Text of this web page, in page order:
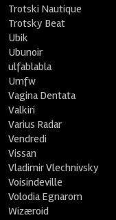
Trotski Nautique
Trotsky Beat
Ubik
Ubunoir
ulfablabla
Umfw
Vagina Dentata
Valkiri
Varius Radar
Vendredi
Vissan
Vladimir Vlechnivsky
Voisindeville
Volodia Egnarom
Wizæroid